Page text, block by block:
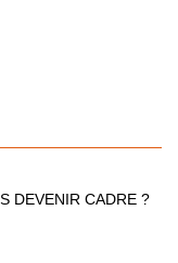
DEVENIR CADRE ?